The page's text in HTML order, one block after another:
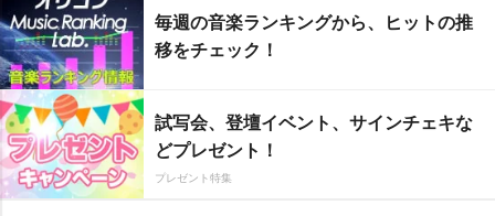
毎週の音楽ランキングから、ヒットの推
移をチェック！
試写会、登壇イベント、サインチェキな
どプレゼント！
プレゼント特集